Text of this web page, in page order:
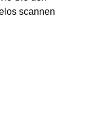
scannen